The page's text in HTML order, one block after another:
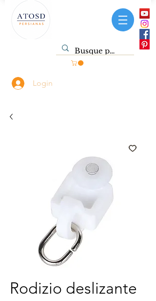
Login
Rodizio deslizante